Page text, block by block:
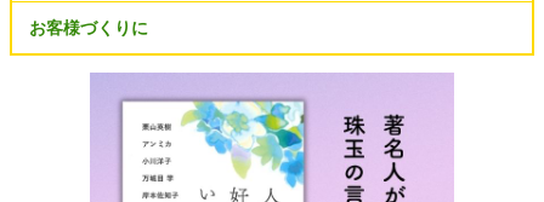
お客様づくりに